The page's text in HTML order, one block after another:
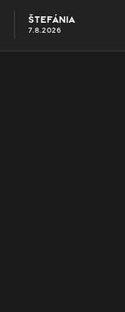
ŠTEFÁNIA
7.8.2026